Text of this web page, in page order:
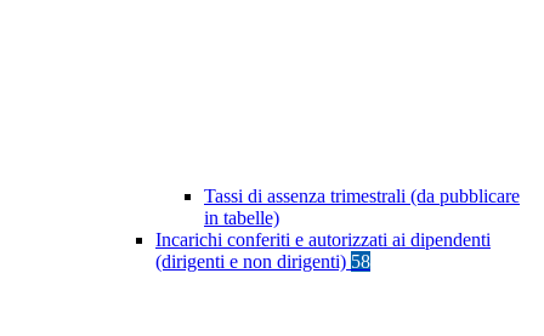
Tassi di assenza trimestrali (da pubblicare
in tabelle)
Incarichi conferiti e autorizzati ai dipendenti
(dirigenti e non dirigenti) 58